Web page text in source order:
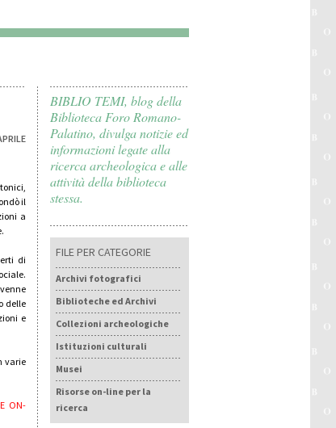
il
a
di
delle
e
varie
ON-
BIBLIO TEMI, blog della
Biblioteca Foro Romano-
Palatino, divulga notizie ed
informazioni legate alla
ricerca archeologica e alle
attività della biblioteca
stessa.
FILE PER CATEGORIE
Archivi fotografici
Biblioteche ed Archivi
Collezioni archeologiche
Istituzioni culturali
Musei
Risorse on-line per la
ricerca